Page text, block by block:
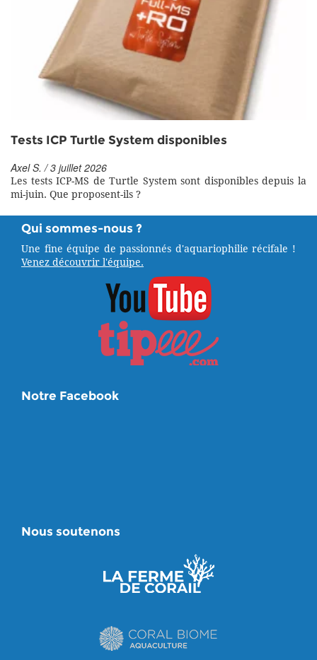
Tests ICP Turtle System disponibles
Axel S. / 3 juillet 2026
Les tests ICP-MS de Turtle System sont disponibles depuis la
mi-juin. Que proposent-ils ?
Qui sommes-nous ?
Une fine équipe de passionnés d'aquariophilie récifale !
Venez découvrir l'équipe.
Notre Facebook
Nous soutenons